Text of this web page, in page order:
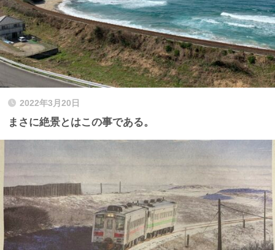
2022年3月20日
まさに絶景とはこの事である。